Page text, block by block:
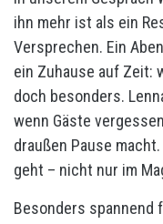
ihn mehr ist als ein
Versprechen. Ein
ein Zuhause auf Zeit:
doch besonders.
wenn Gäste
draußen Pause
geht – nicht nur im
Besonders spannend